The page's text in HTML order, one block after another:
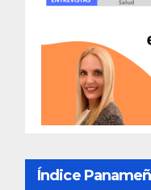
Índice